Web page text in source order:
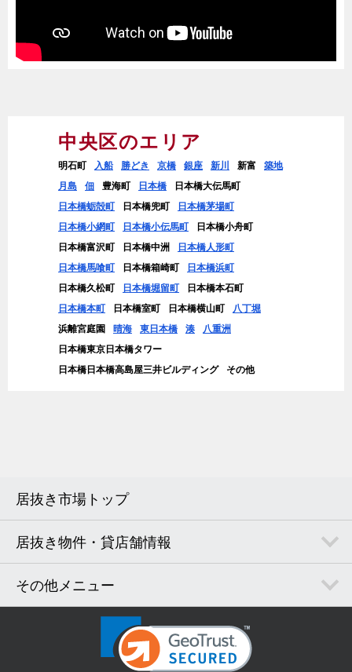
中央区のエリア
明石町 入船 勝どき 京橋 銀座 新川 新富
築地
月島 佃 豊海町 日本橋
日本橋大伝馬町
日本橋蛎殻町
日本橋兜町
日本橋茅場町
日本橋小網町
日本橋小伝馬町
日本橋小舟町
日本橋富沢町
日本橋中洲
日本橋人形町
日本橋馬喰町
日本橋箱崎町
日本橋浜町
日本橋久松町
日本橋堀留町
日本橋本石町
日本橋本町
日本橋室町 日本橋横山町
八丁堀
浜離宮庭園 晴海 東日本橋 湊
八重洲
日本橋東京日本橋タワー
日本橋日本橋高島屋三井ビルディング
その他
居抜き市場トップ
居抜き物件・貸店舗情報
その他メニュー